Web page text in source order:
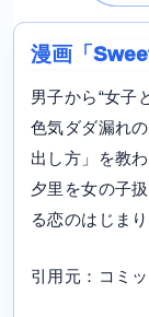
漫画「
男子から“女子
色気ダダ漏れ
出し方」を教
夕里を女の子
る恋のはじまり
引用元：コミ